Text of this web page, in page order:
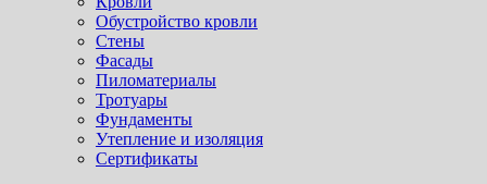
Обустройство кровли
Стены
Фасады
Пиломатериалы
Тротуары
Фундаменты
Утепление и изоляция
Сертификаты